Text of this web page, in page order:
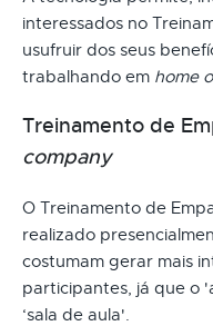
interessados no
usufruir dos seus
trabalhando em home
Treinamento de
company
O Treinamento de
realizado
costumam gerar mais
participantes, já que o
‘sala de aula'.